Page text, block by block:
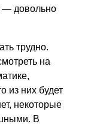
— довольно
трудно.
на
из них будет
некоторые
В